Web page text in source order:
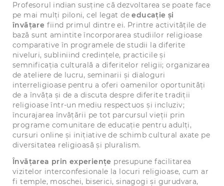
Profesorul indian susține că dezvoltarea se poate face
pe mai mulți piloni, cel legat de educație și
învățare fiind primul dintre ei. Printre activitățile de
bază sunt amintite încorporarea studiilor religioase
comparative în programele de studii la diferite
niveluri, subliniind credințele, practicile și
semnificația culturală a diferitelor religii; organizarea
de ateliere de lucru, seminarii și dialoguri
interreligioase pentru a oferi oamenilor oportunități
de a învăța și de a discuta despre diferite tradiții
religioase într-un mediu respectuos și incluziv;
încurajarea învățării pe tot parcursul vieții prin
programe comunitare de educație pentru adulți,
cursuri online și inițiative de schimb cultural axate pe
diversitatea religioasă și pluralism.
Învățarea prin experiențe presupune facilitarea
vizitelor interconfesionale la locuri religioase, cum ar
fi temple, moschei, biserici, sinagogi și gurudvara,